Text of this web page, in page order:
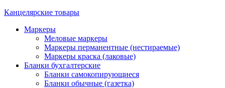
Канцелярские товары
Маркеры
Меловые маркеры
Маркеры перманентные (нестираемые)
Маркеры краска (лаковые)
Бланки бухгалтерские
Бланки самокопирующиеся
Бланки обычные (газетка)